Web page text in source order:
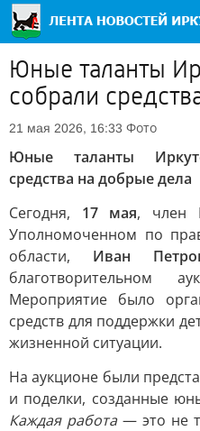
Юные таланты
собрали
21 мая 2026, 16:33 Фото
Юные таланты
средства на добрые дела
Сегодня, 17 мая, член
Уполномоченном по
области, Иван
благотворительном
Мероприятие было
средств для поддержки
жизненной ситуации.
На аукционе были
и поделки, созданные
Каждая работа— это не